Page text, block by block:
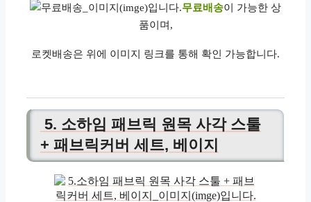
무료배송이 가능한 상
품이며,
로켓배송은 위에 이미지 링크를 통해 확인 가능합니다.
5. 소하임 패브릭 원목 사각 스툴
+ 패브릭커버 세트, 베이지